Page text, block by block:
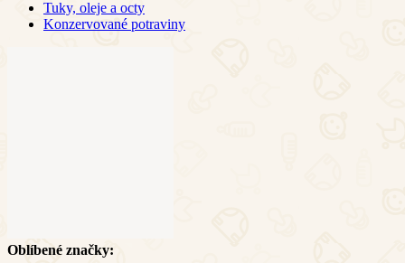
Tuky, oleje a octy
Konzervované potraviny
Oblíbené značky: